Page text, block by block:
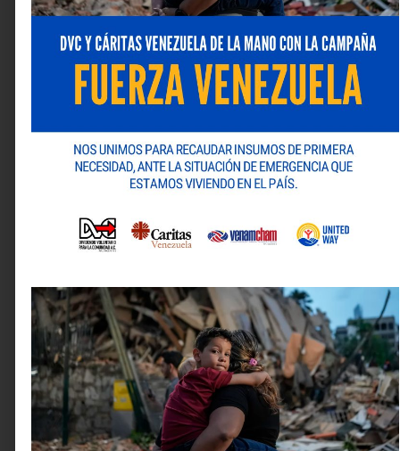
Abiertas, en todos los restaurantes se invita a los
clientes a descubrir cómo se elaboran todos los
productos que se expenden, como la nueva Crispy
Chicken Sandwich, simbolizando la transparencia y el
compromiso con la calidad y la seguridad alimentaria
de la marca.
Los interesados en participar en estas visitas guiadas
pueden solicitar su recorrido en cualquier restaurante
McDonald’s durante los horarios de menor afluencia.
Deja una respuesta
Tu dirección de correo electrónico no será publicada.
Comentario
*